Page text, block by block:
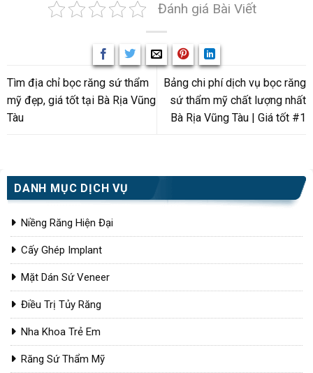
Đánh giá Bài Viết
Tìm địa chỉ bọc răng sứ thẩm
mỹ đẹp, giá tốt tại Bà Rịa Vũng
Tàu
Bảng chi phí dịch vụ bọc răng
sứ thẩm mỹ chất lượng nhất
Bà Rịa Vũng Tàu | Giá tốt #1
DANH MỤC DỊCH VỤ
Niềng Răng Hiện Đại
Cấy Ghép Implant
Mặt Dán Sứ Veneer
Điều Trị Tủy Răng
Nha Khoa Trẻ Em
Răng Sứ Thẩm Mỹ